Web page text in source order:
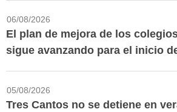
06/08/2026
El plan de mejora de los
sigue avanzando para el inicio
05/08/2026
Tres Cantos no se detiene en